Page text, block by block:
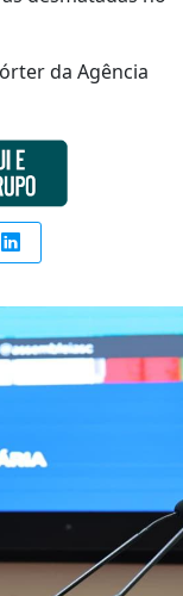
da Agência